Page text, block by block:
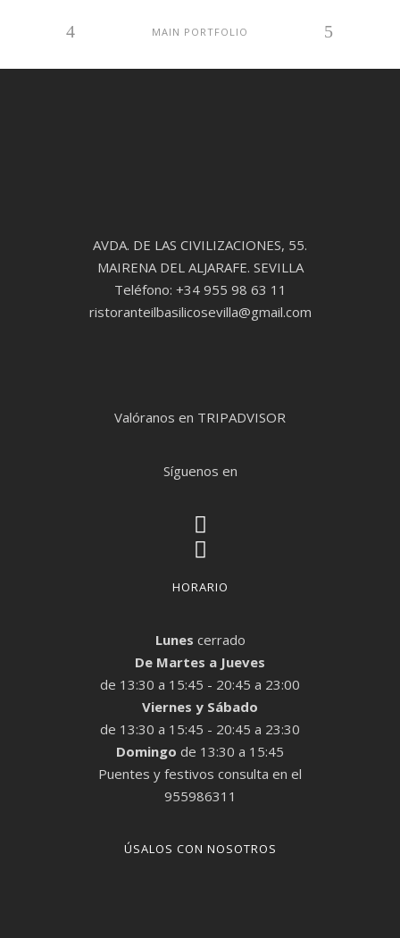
MAIN PORTFOLIO
AVDA. DE LAS CIVILIZACIONES, 55.
MAIRENA DEL ALJARAFE. SEVILLA
Teléfono: +34 955 98 63 11
ristoranteilbasilicosevilla@gmail.com
Valóranos en TRIPADVISOR
Síguenos en
HORARIO
Lunes cerrado
De Martes a Jueves
de 13:30 a 15:45 - 20:45 a 23:00
Viernes y Sábado
de 13:30 a 15:45 - 20:45 a 23:30
Domingo de 13:30 a 15:45
Puentes y festivos consulta en el
955986311
ÚSALOS CON NOSOTROS